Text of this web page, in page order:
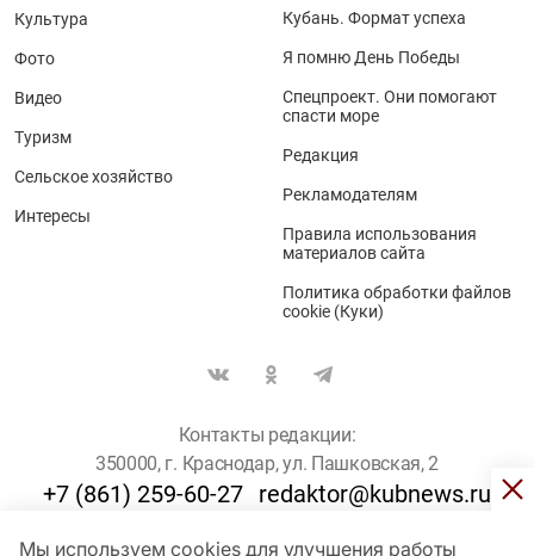
Мы используем cookies для улучшения работы
Культура
Фото
Видео
Туризм
Сельское хозяйство
Интересы
Кубань. Формат успеха
Я помню День Победы
Спецпроект. Они помогают
спасти море
Редакция
Рекламодателям
Правила использования
материалов сайта
Политика обработки файлов
cookie (Куки)
Контакты редакции:
350000, г. Краснодар, ул. Пашковская, 2
+7 (861) 259-60-27 redaktor@kubnews.ru